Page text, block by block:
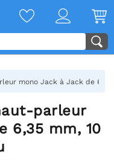
mono Jack à Jack de 6,35
parleur
6,35 mm, 10